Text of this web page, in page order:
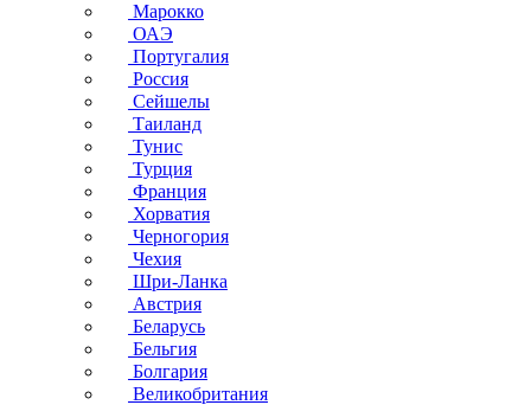
Марокко
ОАЭ
Португалия
Россия
Сейшелы
Таиланд
Тунис
Турция
Франция
Хорватия
Черногория
Чехия
Шри-Ланка
Австрия
Беларусь
Бельгия
Болгария
Великобритания